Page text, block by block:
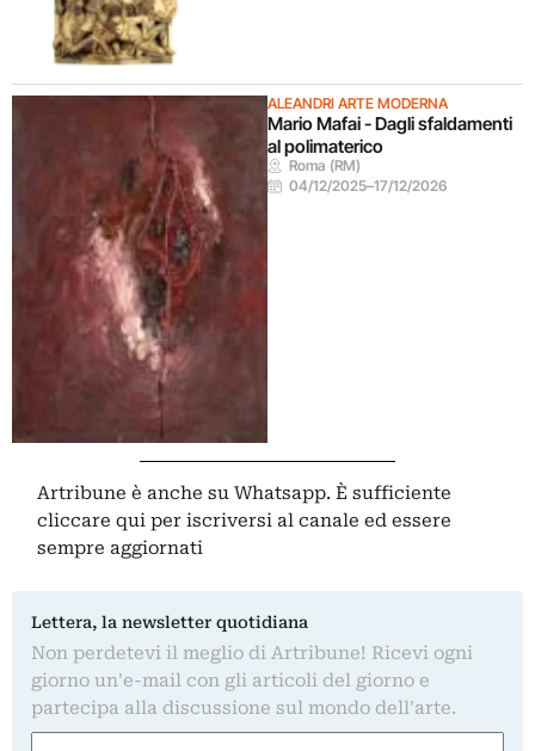
ALEANDRI ARTE MODERNA
Mario Mafai - Dagli sfaldamenti
al polimaterico
Roma (RM)
04/12/2025–17/12/2026
Artribune è anche su Whatsapp. È sufficiente
cliccare qui per iscriversi al canale ed essere
sempre aggiornati
Lettera, la newsletter quotidiana
Non perdetevi il meglio di Artribune! Ricevi ogni
giorno un'e-mail con gli articoli del giorno e
partecipa alla discussione sul mondo dell'arte.